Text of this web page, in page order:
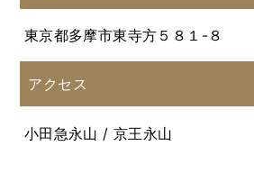
東京都多摩市東寺方５８１-８
アクセス
小田急永山 / 京王永山